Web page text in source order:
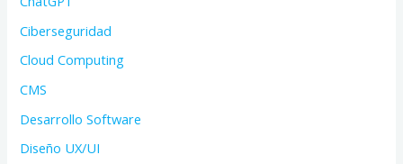
Ciberseguridad
Cloud Computing
CMS
Desarrollo Software
Diseño UX/UI